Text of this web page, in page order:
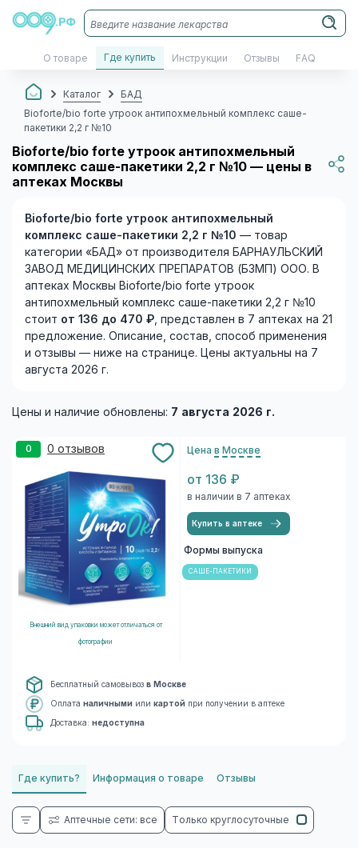
О товаре Где купить Инструкции Отзывы FAQ
Каталог
БАД
Bioforte/bio forte утроок антипохмельный комплекс саше-
пакетики 2,2 г №10
Bioforte/bio forte утроок антипохмельный
комплекс саше-пакетики 2,2 г №10 — цены в
аптеках Москвы
Bioforte/bio forte утроок антипохмельный
комплекс саше-пакетики 2,2 г №10 — товар
категории «БАД» от производителя БАРНАУЛЬСКИЙ
ЗАВОД МЕДИЦИНСКИХ ПРЕПАРАТОВ (БЗМП) ООО. В
аптеках Москвы Bioforte/bio forte утроок
антипохмельный комплекс саше-пакетики 2,2 г №10
стоит от 136 до 470 ₽, представлен в 7 аптеках на 21
предложение. Описание, состав, способ применения
и отзывы — ниже на странице. Цены актуальны на 7
августа 2026 г.
Цены и наличие обновлены: 7 августа 2026 г.
0 0 отзывов
Внешний вид упаковки может отличаться от
фотографии
Цена в Москве
от 136 ₽
в наличии в 7 аптеках
Купить в аптеке
Формы выпуска
САШЕ-ПАКЕТИКИ
Бесплатный самовывоз в Москве
Оплата наличными или картой при получении в аптеке
Доставка: недоступна
Где купить? Информация о товаре Отзывы
Аптечные сети: все Только круглосуточные